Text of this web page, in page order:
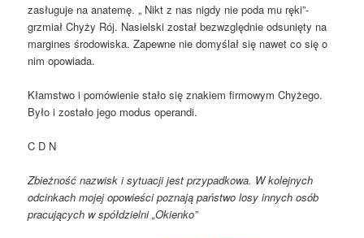
zasługuje na anatemę. „ Nikt z nas nigdy nie poda mu ręki”-
grzmiał Chyży Rój. Nasielski został bezwzględnie odsunięty na
margines środowiska. Zapewne nie domyślał się nawet co się o
nim opowiada.
Kłamstwo i pomówienie stało się znakiem firmowym Chyżego.
Było i zostało jego modus operandi.
C D N
Zbieżność nazwisk i sytuacji jest przypadkowa. W kolejnych
odcinkach mojej opowieści poznają państwo losy innych osób
pracujących w spółdzielni „Okienko”